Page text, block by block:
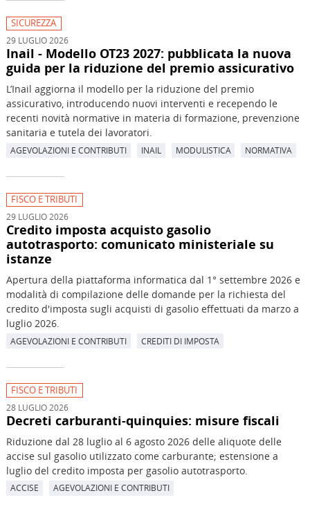
SICUREZZA
29 LUGLIO 2026
Inail - Modello OT23 2027: pubblicata la nuova
guida per la riduzione del premio assicurativo
L’Inail aggiorna il modello per la riduzione del premio
assicurativo, introducendo nuovi interventi e recependo le
recenti novità normative in materia di formazione, prevenzione
sanitaria e tutela dei lavoratori.
AGEVOLAZIONI E CONTRIBUTI INAIL MODULISTICA NORMATIVA
FISCO E TRIBUTI
29 LUGLIO 2026
Credito imposta acquisto gasolio
autotrasporto: comunicato ministeriale su
istanze
Apertura della piattaforma informatica dal 1° settembre 2026 e
modalità di compilazione delle domande per la richiesta del
credito d'imposta sugli acquisti di gasolio effettuati da marzo a
luglio 2026.
AGEVOLAZIONI E CONTRIBUTI CREDITI DI IMPOSTA
FISCO E TRIBUTI
28 LUGLIO 2026
Decreti carburanti-quinquies: misure fiscali
Riduzione dal 28 luglio al 6 agosto 2026 delle aliquote delle
accise sul gasolio utilizzato come carburante; estensione a
luglio del credito imposta per gasolio autotrasporto.
ACCISE AGEVOLAZIONI E CONTRIBUTI